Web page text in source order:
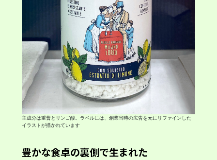
主成分は重曹とリンゴ酸。ラベルには、創業当時の広告を元にリファインした
イラストが描かれています
豊かな食卓の裏側で生まれた